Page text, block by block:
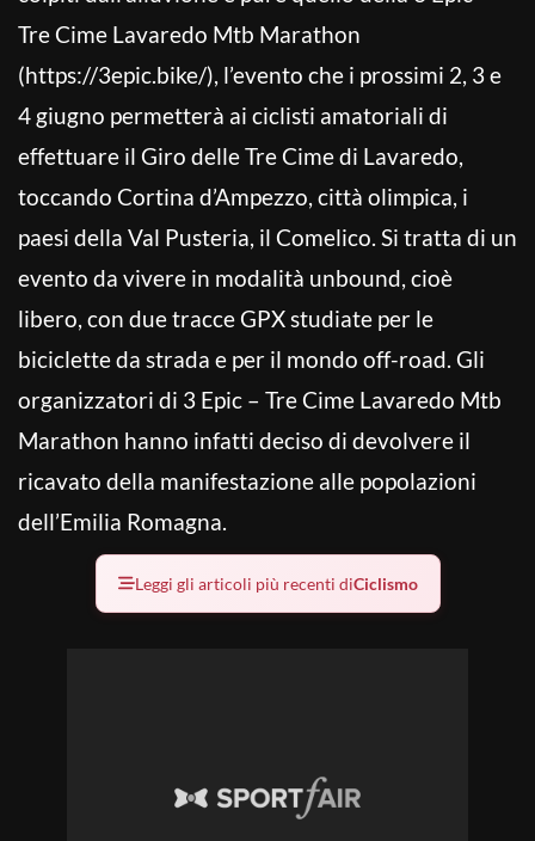
Tre Cime Lavaredo Mtb Marathon
(https://3epic.bike/), l’evento che i prossimi 2, 3 e
4 giugno permetterà ai ciclisti amatoriali di
effettuare il Giro delle Tre Cime di Lavaredo,
toccando Cortina d’Ampezzo, città olimpica, i
paesi della Val Pusteria, il Comelico. Si tratta di un
evento da vivere in modalità unbound, cioè
libero, con due tracce GPX studiate per le
biciclette da strada e per il mondo off-road. Gli
organizzatori di 3 Epic – Tre Cime Lavaredo Mtb
Marathon hanno infatti deciso di devolvere il
ricavato della manifestazione alle popolazioni
dell’Emilia Romagna.
Leggi gli articoli più recenti diCiclismo